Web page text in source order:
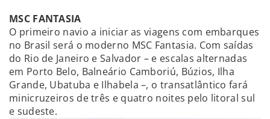
MSC FANTASIA
O primeiro navio a iniciar as viagens com embarques
no Brasil será o moderno MSC Fantasia. Com saídas
do Rio de Janeiro e Salvador – e escalas alternadas
em Porto Belo, Balneário Camboriú, Búzios, Ilha
Grande, Ubatuba e Ilhabela –, o transatlântico fará
minicruzeiros de três e quatro noites pelo litoral sul
e sudeste.